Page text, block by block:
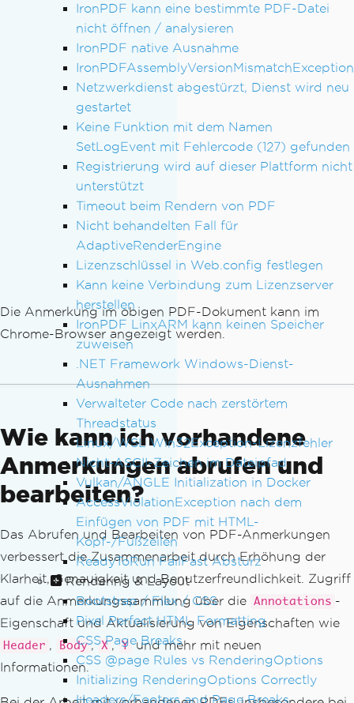
IronPDF kann eine bestimmte PDF-Datei
nicht öffnen / analysieren
IronPDF native Ausnahme
IronPDFAssemblyVersionMismatchException
Netzwerkdienst abgestürzt, Dienst wird neu
gestartet
Keine Funktion mit dem Namen
SetLogEvent mit Fehlercode (127) gefunden
Registrierung wird auf dieser Plattform nicht
unterstützt
Timeout beim Rendern von PDF
Nicht behandelten Fall für
AdaptiveRenderEngine
Lizenzschlüssel in Web.config festlegen
Kann keine Verbindung zum Lizenzserver
herstellen
IronPDF LinxARM kann keinen Speicher
zuweisen
.NET Framework Windows-Dienst-
Ausnahmen
Verwalteter Code nach zerstörtem
Threadstatus
Linux/WSL Win32Exception-Lizenzfehler
Nicht-ASCII-Zeichen im Dateipfad
Vulkan/ANGLE Initialization in Docker
AccessViolationException nach dem
Einfügen von PDF mit HTML-
Kopf-/Fußzeilen
ReadyToRun FailFast Absturz
Rendering & Layout
Bootstrap / Flex / CSS
Pixel Perfect HTML Formatting
CSS Page Breaks
CSS @page Rules vs RenderingOptions
Initializing RenderingOptions Correctly
Headers/Footers and Page Breaks
Die Anmerkung im obigen PDF-Dokument kann im
Chrome-Browser angezeigt werden.
Wie kann ich vorhandene
Anmerkungen abrufen und
bearbeiten?
Das Abrufen und Bearbeiten von PDF-Anmerkungen
verbessert die Zusammenarbeit durch Erhöhung der
Klarheit, Genauigkeit und Benutzerfreundlichkeit. Zugriff
auf die Anmerkungssammlung über die Annotations -
Eigenschaft und Aktualisierung von Eigenschaften wie
Header , Body , X , Y und mehr mit neuen
Informationen.